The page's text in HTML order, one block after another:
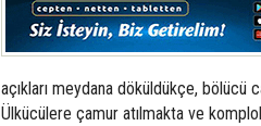
açıkları meydana döküldükçe,
Ülkücülere çamur atılmakta ve